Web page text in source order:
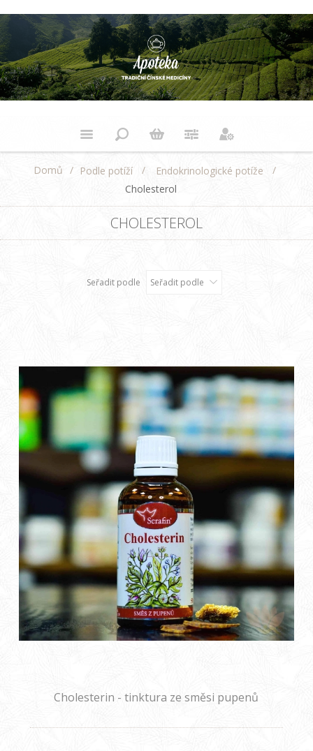
Domů / Podle potíží / Endokrinologické potíže
/
Cholesterol
CHOLESTEROL
Seřadit podle Seřadit podle
Cholesterin - tinktura ze směsi pupenů